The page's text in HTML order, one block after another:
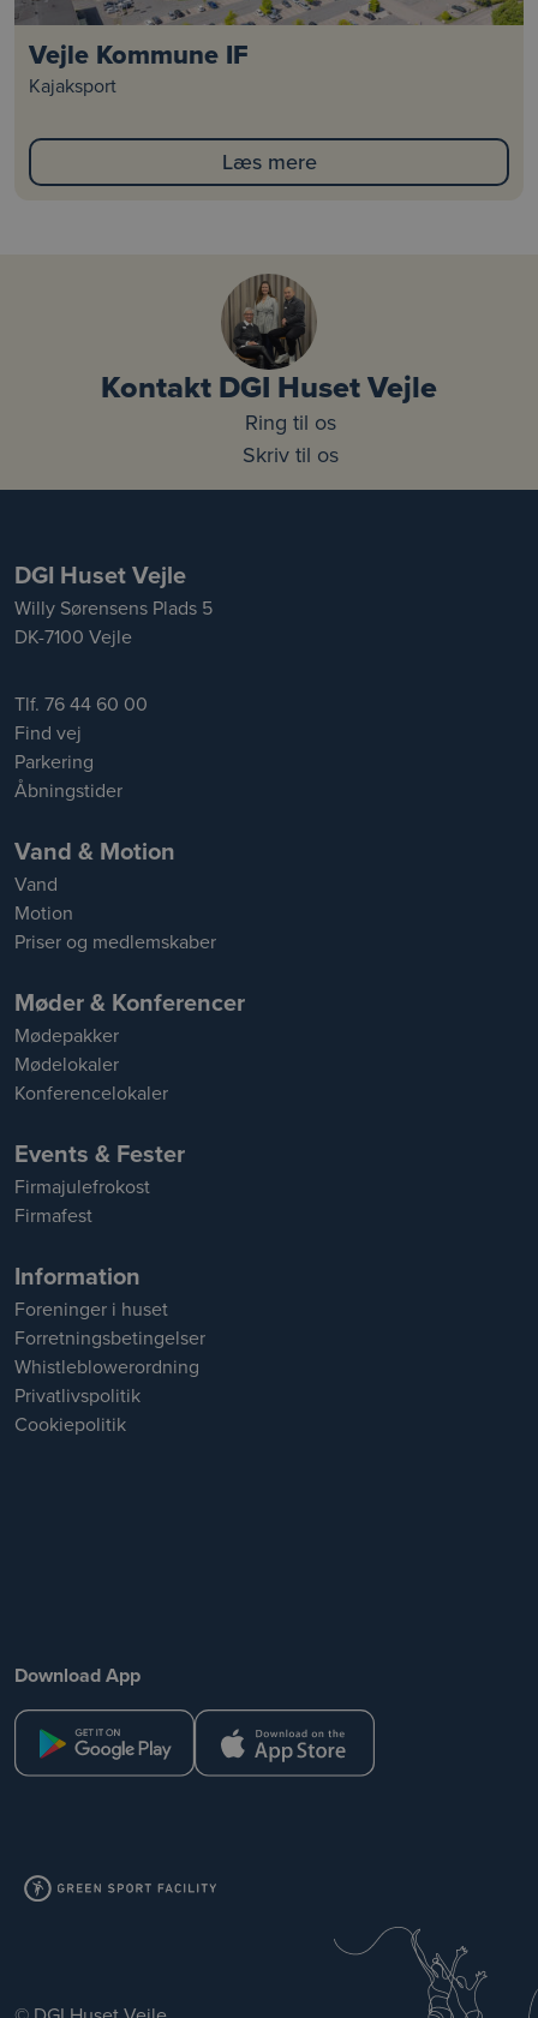
Vejle Kommune IF
Kajaksport
Læs mere
Kontakt DGI Huset Vejle
Ring til os
Skriv til os
DGI Huset Vejle
Willy Sørensens Plads 5
DK-7100 Vejle
Tlf. 76 44 60 00
Find vej
Parkering
Åbningstider
Vand & Motion
Vand
Motion
Priser og medlemskaber
Møder & Konferencer
Mødepakker
Mødelokaler
Konferencelokaler
Events & Fester
Firmajulefrokost
Firmafest
Information
Foreninger i huset
Forretningsbetingelser
Whistleblowerordning
Privatlivspolitik
Cookiepolitik
Download App